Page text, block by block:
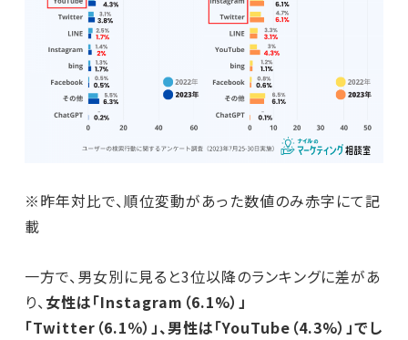
※昨年対比で、順位変動があった数値のみ赤字にて記
載
一方で、男女別に見ると3位以降のランキングに差があ
り、 女性は「Instagram（6.1%）」
「Twitter（6.1％）」、男性は「YouTube（4.3%）」でし